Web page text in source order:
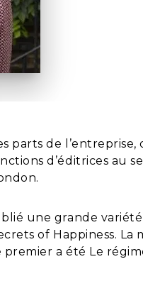
parts de l’entreprise,
d’éditrices au
une grande
of Happiness. La
a été Le